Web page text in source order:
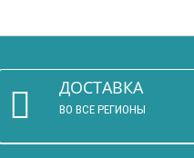
ДОСТАВКА
ВО ВСЕ РЕГИОНЫ